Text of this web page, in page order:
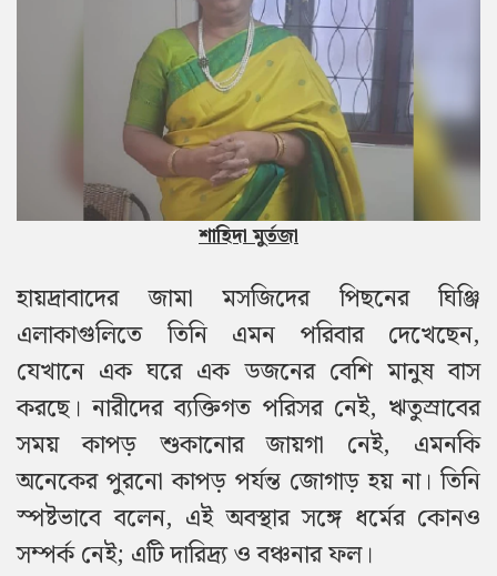
শাহিদা মুর্তজা
হায়দ্রাবাদেরজামা মসজিদের পিছনের ঘিঞ্জি
এলাকাগুলিতে তিনি এমন পরিবার দেখেছেন,
যেখানে এক ঘরে এক ডজনের বেশি মানুষ বাস
করছে। নারীদের ব্যক্তিগত পরিসর নেই, ঋতুস্রাবের
সময় কাপড় শুকানোর জায়গা নেই, এমনকি
অনেকের পুরনো কাপড় পর্যন্ত জোগাড় হয় না। তিনি
স্পষ্টভাবে বলেন, এই অবস্থার সঙ্গে ধর্মের কোনও
সম্পর্ক নেই; এটি দারিদ্র্য ও বঞ্চনার ফল।